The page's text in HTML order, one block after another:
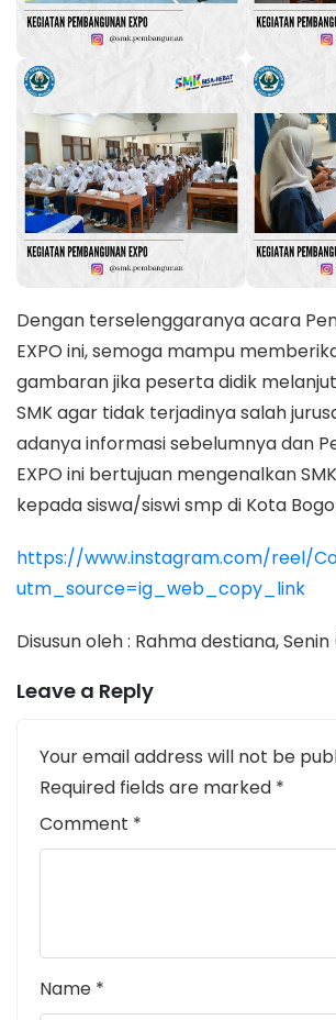
Dengan terselenggaranya acara
EXPO ini, semoga mampu
gambaran jika peserta didik
SMK agar tidak terjadinya salah
adanya informasi sebelumnya dan
EXPO ini bertujuan mengenalkan
kepada siswa/siswi smp di Kota
https://www.instagram.com/reel/
utm_source=ig_web_copy_link
Disusun oleh : Rahma destiana,
Leave a Reply
Your email address will not be
Required fields are marked *
Comment *
Name *